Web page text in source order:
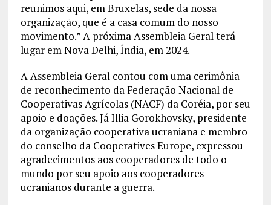
reunimos aqui, em Bruxelas, sede da nossa
organização, que é a casa comum do nosso
movimento.” A próxima Assembleia Geral terá
lugar em Nova Delhi, Índia, em 2024.
A Assembleia Geral contou com uma cerimônia
de reconhecimento da Federação Nacional de
Cooperativas Agrícolas (NACF) da Coréia, por seu
apoio e doações. Já Illia Gorokhovsky, presidente
da organização cooperativa ucraniana e membro
do conselho da Cooperatives Europe, expressou
agradecimentos aos cooperadores de todo o
mundo por seu apoio aos cooperadores
ucranianos durante a guerra.